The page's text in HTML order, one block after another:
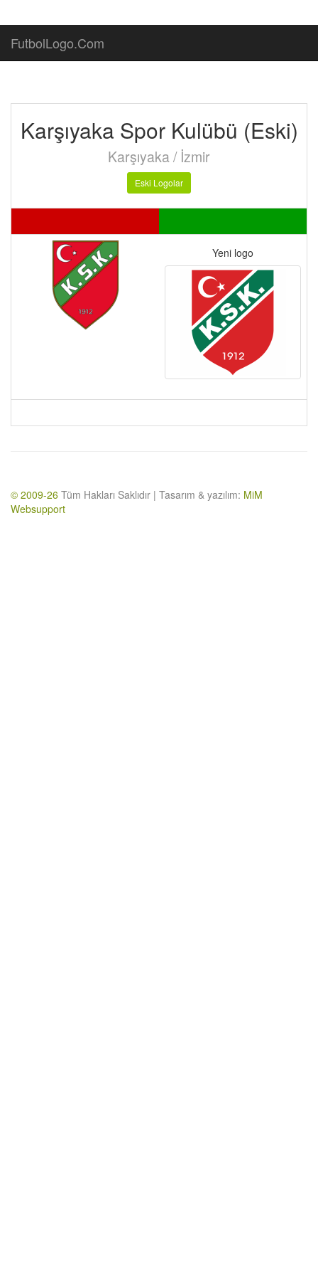
FutbolLogo.Com
Karşıyaka Spor Kulübü (Eski)
Karşıyaka / İzmir
Eski Logolar
Yeni logo
© 2009-26 Tüm Hakları Saklıdır | Tasarım & yazılım: MiM
Websupport